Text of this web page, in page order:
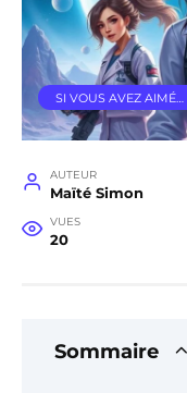
SI VOUS AVEZ AIMÉ…
AUTEUR
Maïté Simon
VUES
20
Sommaire